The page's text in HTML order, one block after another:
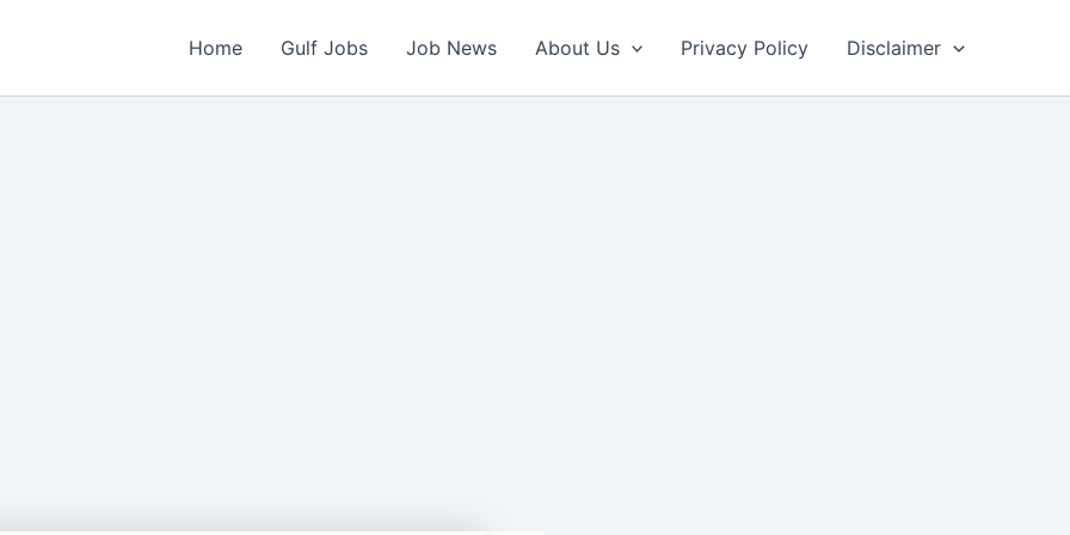
Home Gulf Jobs Job News About Us Privacy Policy Disclaimer